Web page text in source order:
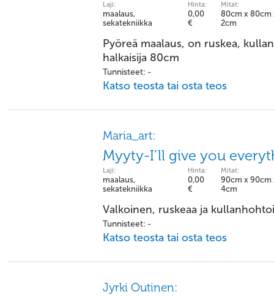
Laji:
maalaus,
sekatekniikka
Hinta:
0,00
€
Mitat:
80cm x 80cm
2cm
Pyöreä maalaus, on ruskea,
halkaisija 80cm
Tunnisteet: -
Katso teosta tai osta teos
Maria_art:
Myyty-I’ll give you
Laji:
maalaus,
sekatekniikka
Hinta:
0,00
€
Mitat:
90cm x 90cm
4cm
Valkoinen, ruskeaa ja
Tunnisteet: -
Katso teosta tai osta teos
Jyrki Outinen: